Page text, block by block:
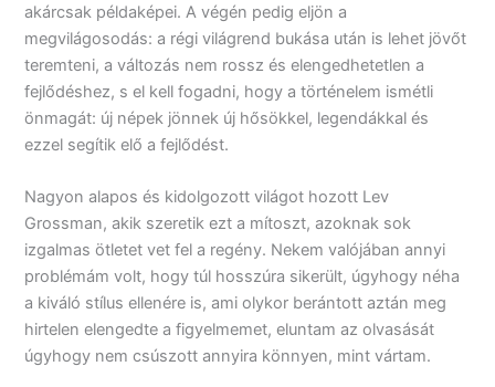
akárcsak példaképei. A végén pedig eljön a
megvilágosodás: a régi világrend bukása után is lehet jövőt
teremteni, a változás nem rossz és elengedhetetlen a
fejlődéshez, s el kell fogadni, hogy a történelem ismétli
önmagát: új népek jönnek új hősökkel, legendákkal és
ezzel segítik elő a fejlődést.
Nagyon alapos és kidolgozott világot hozott Lev
Grossman, akik szeretik ezt a mítoszt, azoknak sok
izgalmas ötletet vet fel a regény. Nekem valójában annyi
problémám volt, hogy túl hosszúra sikerült, úgyhogy néha
a kiváló stílus ellenére is, ami olykor berántott aztán meg
hirtelen elengedte a figyelmemet, eluntam az olvasását
úgyhogy nem csúszott annyira könnyen, mint vártam.